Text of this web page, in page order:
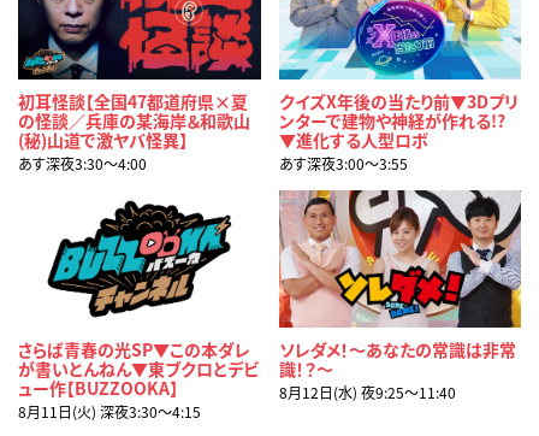
初耳怪談【全国47都道府県×夏
の怪談／兵庫の某海岸＆和歌山
(秘)山道で激ヤバ怪異】
あす深夜3:30〜4:00
クイズX年後の当たり前▼3Dプリ
ンターで建物や神経が作れる!?
▼進化する人型ロボ
あす深夜3:00〜3:55
さらば青春の光SP▼この本ダレ
が書いとんねん▼東ブクロとデビ
ュー作【BUZZOOKA】
8月11日(火) 深夜3:30〜4:15
ソレダメ！～あなたの常識は非常
識！？～
8月12日(水) 夜9:25〜11:40